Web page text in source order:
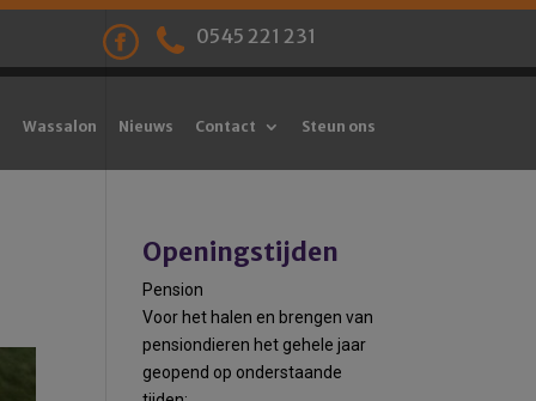
0545 221 231
Wassalon Nieuws Contact Steun ons
Openingstijden
Pension
Voor het halen en brengen van
pensiondieren het gehele jaar
geopend op onderstaande